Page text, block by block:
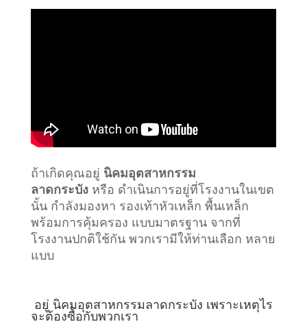
ถ้าเกิดคุณอยู่ นิคมอุตสาหกรรม
ลาดกระบังหรือ ดำเนินการอยู่ที่โรงงานในเขต
นั้น กำลังมองหา รองเท้าหัวเหล็ก พื้นเหล็ก
พร้อมการคุ้มครอง แบบมาตรฐาน จากที่
โรงงานปกติใช้กัน พวกเรามีให้ท่านเลือก หลาย
แบบ
อยู่ นิคมอุตสาหกรรมลาดกระบัง เพราะเหตุไร
จะต้องซื้อกับพวกเรา